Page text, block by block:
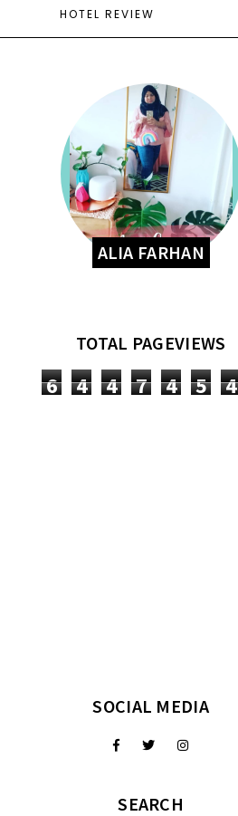
HOTEL REVIEW
ALIA FARHAN
TOTAL PAGEVIEWS
6 4 4 7 4 5 4
SOCIAL MEDIA
SEARCH